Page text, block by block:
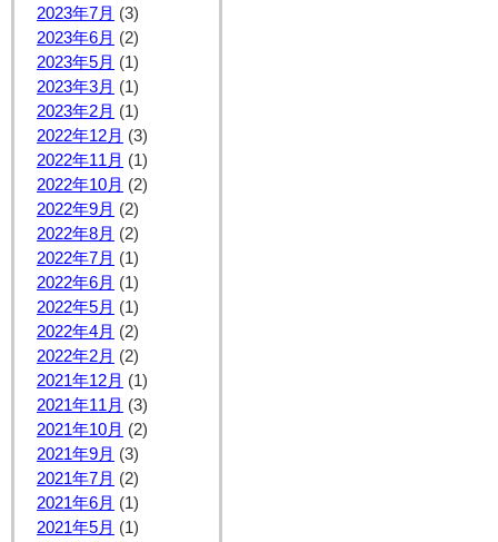
2023年7月 (3)
2023年6月 (2)
2023年5月 (1)
2023年3月 (1)
2023年2月 (1)
2022年12月 (3)
2022年11月 (1)
2022年10月 (2)
2022年9月 (2)
2022年8月 (2)
2022年7月 (1)
2022年6月 (1)
2022年5月 (1)
2022年4月 (2)
2022年2月 (2)
2021年12月 (1)
2021年11月 (3)
2021年10月 (2)
2021年9月 (3)
2021年7月 (2)
2021年6月 (1)
2021年5月 (1)